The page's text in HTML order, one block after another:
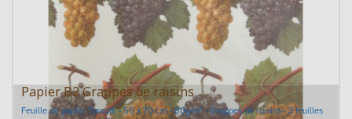
Papier B2 Grappes de raisins
Feuille de papier Tassotti - 50 x 70 cm - 80g/m² - Grappes de raisins - 3 feuilles